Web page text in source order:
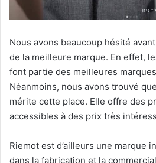
Nous avons beaucoup hésité
de la meilleure marque. En effet,
font partie des meilleures
Néanmoins, nous avons trouvé
mérite cette place. Elle offre des
accessibles à des prix très
Riemot est d’ailleurs une marque
dans la fabrication et la